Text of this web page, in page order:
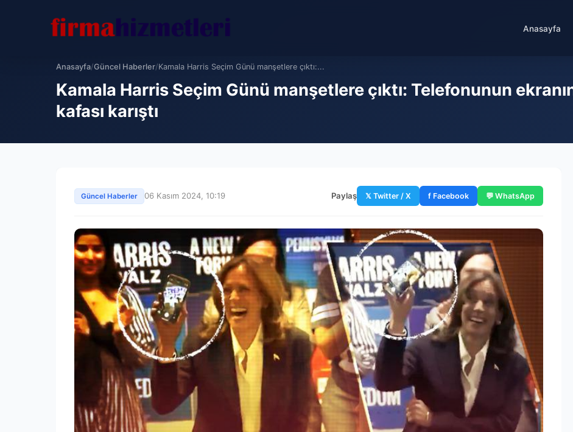
Anasayfa
Anasayfa/Güncel Haberler/Kamala Harris Seçim Günü manşetlere çıktı:...
Kamala Harris Seçim Günü manşetlere çıktı: Telefonunun
kafası karıştı
Güncel Haberler 06 Kasım 2024, 10:19 Paylaş 𝕏 Twitter / X f Facebook 💬 WhatsApp